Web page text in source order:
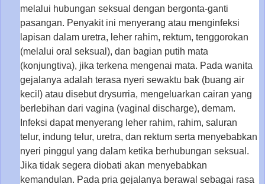
melalui hubungan seksual dengan bergonta-ganti
pasangan. Penyakit ini menyerang atau menginfeksi
lapisan dalam uretra, leher rahim, rektum, tenggorokan
(melalui oral seksual), dan bagian putih mata
(konjungtiva), jika terkena mengenai mata. Pada wanita
gejalanya adalah terasa nyeri sewaktu bak (buang air
kecil) atau disebut drysurria, mengeluarkan cairan yang
berlebihan dari vagina (vaginal discharge), demam.
Infeksi dapat menyerang leher rahim, rahim, saluran
telur, indung telur, uretra, dan rektum serta menyebabkan
nyeri pinggul yang dalam ketika berhubungan seksual.
Jika tidak segera diobati akan menyebabkan
kemandulan. Pada pria gejalanya berawal sebagai rasa